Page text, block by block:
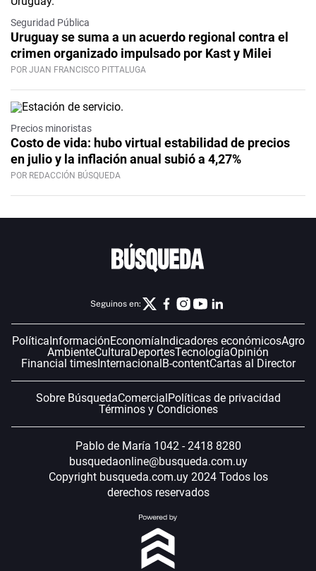
Seguridad Pública
Uruguay se suma a un acuerdo regional contra el
crimen organizado impulsado por Kast y Milei
POR JUAN FRANCISCO PITTALUGA
Precios minoristas
Costo de vida: hubo virtual estabilidad de precios
en julio y la inflación anual subió a 4,27%
POR REDACCIÓN BÚSQUEDA
Seguinos en:
Política InformaciónEconomía Indicadores económicosAgro
AmbienteCulturaDeportesTecnologíaOpinión
Financial timesInternacional B-contentCartas al Director
Sobre BúsquedaComercial Políticas de privacidad
Términos y Condiciones
Pablo de María 1042 - 2418 8280
busquedaonline@busqueda.com.uy
Copyright busqueda.com.uy 2024 Todos los
derechos reservados